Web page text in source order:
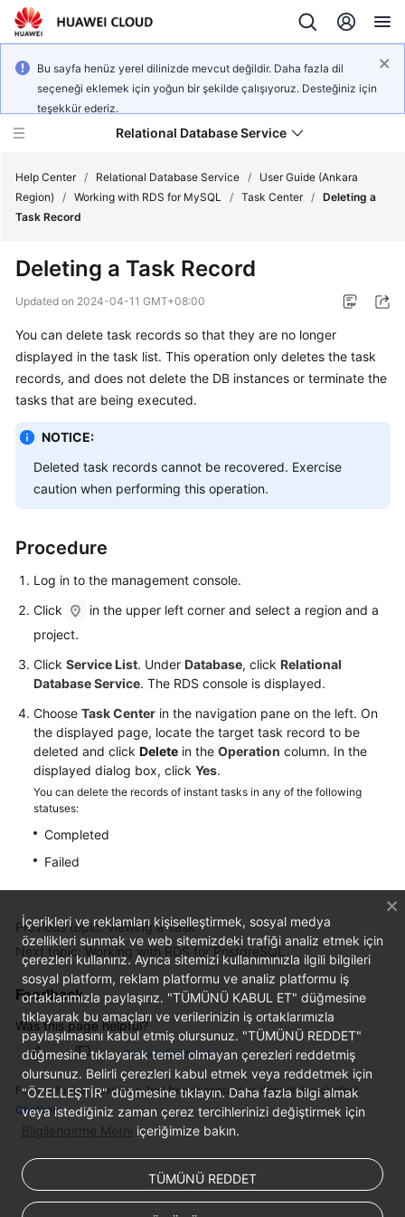
Bu sayfa henüz yerel dilinizde mevcut değildir. Daha fazla dil
seçeneği eklemek için yoğun bir şekilde çalışıyoruz. Desteğiniz için
teşekkür ederiz.
Relational Database Service
Service
Overview
Billing
Getting
Started
Kernels
User
Guide
Best
Performance
White
API
Reference
SDK
Reference
FAQs
Troubleshooting
Glossary
More
Documents
General
Reference
Glossary
Shared
Help Center / Relational Database Service /
User Guide (Ankara
Region)
/ Working with RDS for MySQL / Task Center / Deleting a
Task Record
Deleting a Task Record
Updated on 2024-04-11 GMT+08:00
You can delete task records so that they are no longer
displayed in the task list. This operation only deletes the task
records, and does not delete the DB instances or terminate the
tasks that are being executed.
NOTICE:
Deleted task records cannot be recovered. Exercise
caution when performing this operation.
Procedure
Log in to the management console.
Click
in the upper left corner and select a region and a
project.
Click Service List. Under Database, click Relational
Database Service. The RDS console is displayed.
Choose Task Center in the navigation pane on the left. On
the displayed page, locate the target task record to be
deleted and click Delete in the Operation column. In the
displayed dialog box, click Yes.
You can delete the records of instant tasks in any of the following
statuses:
Completed
Failed
Previous topic: Viewing a Task
Next topic: Working with RDS for PostgreSQL
Feedback
Was this page helpful?
Provide feedback
For any further questions, feel free to contact us through the chatbot.
Chatbot
İçerikleri ve reklamları kişiselleştirmek, sosyal medya
özellikleri sunmak ve web sitemizdeki trafiği analiz etmek için
çerezleri kullanırız. Ayrıca sitemizi kullanımınızla ilgili bilgileri
sosyal platform, reklam platformu ve analiz platformu iş
ortaklarımızla paylaşırız. "TÜMÜNÜ KABUL ET" düğmesine
tıklayarak bu amaçları ve verilerinizin iş ortaklarımızla
paylaşılmasını kabul etmiş olursunuz. "TÜMÜNÜ REDDET"
düğmesine tıklayarak temel olmayan çerezleri reddetmiş
olursunuz. Belirli çerezleri kabul etmek veya reddetmek için
"ÖZELLEŞTİR" düğmesine tıklayın. Daha fazla bilgi almak
veya istediğiniz zaman çerez tercihlerinizi değiştirmek için
Bilgilendirme Metni içeriğimize bakın.
TÜMÜNÜ REDDET